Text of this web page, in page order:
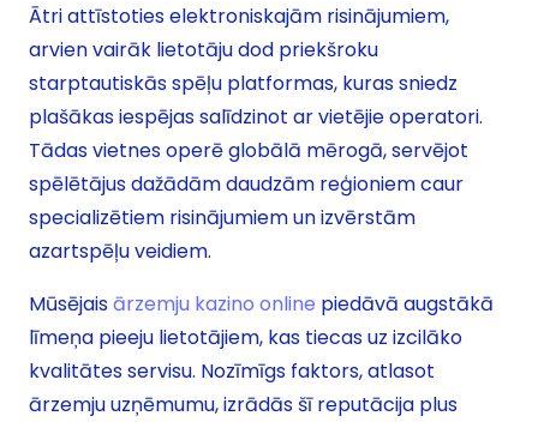
Ātri attīstoties elektroniskajām risinājumiem,
arvien vairāk lietotāju dod priekšroku
starptautiskās spēļu platformas, kuras sniedz
plašākas iespējas salīdzinot ar vietējie operatori.
Tādas vietnes operē globālā mērogā, servējot
spēlētājus dažādām daudzām reģioniem caur
specializētiem risinājumiem un izvērstām
azartspēļu veidiem.
Mūsējaisārzemju kazino online piedāvā augstākā
līmeņa pieeju lietotājiem, kas tiecas uz izcilāko
kvalitātes servisu. Nozīmīgs faktors, atlasot
ārzemju uzņēmumu, izrādās šī reputācija plus